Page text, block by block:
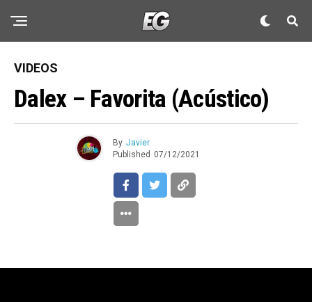
VIDEOS
Dalex – Favorita (Acústico)
By Javier
Published 07/12/2021